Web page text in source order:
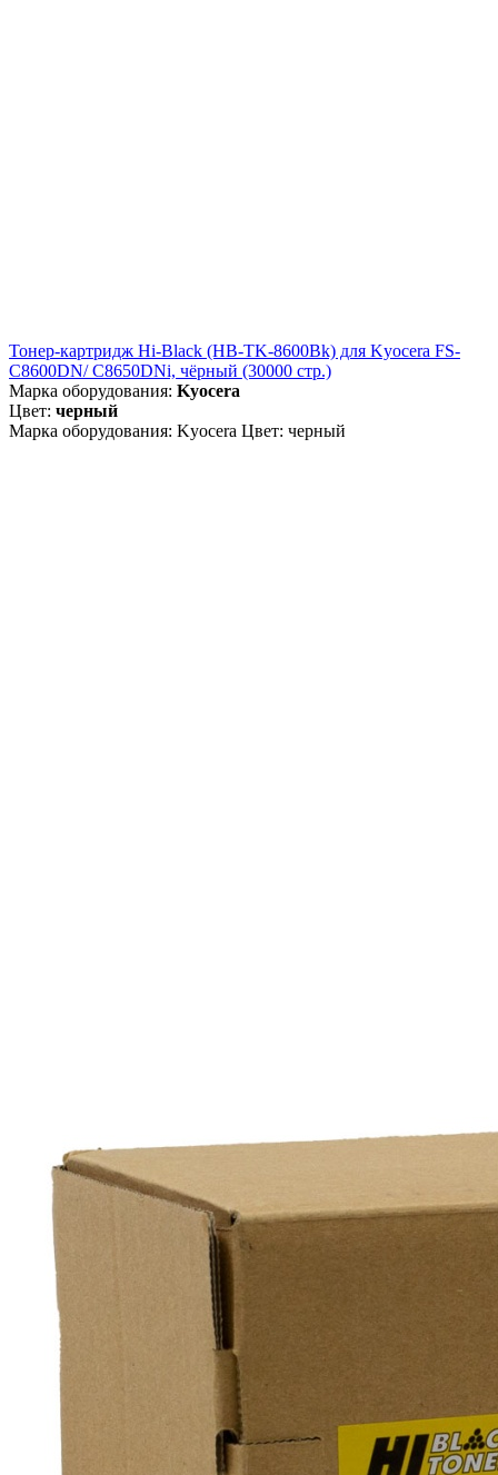
Тонер-картридж Hi-Black (HB-TK-8600Bk) для Kyocera FS-
C8600DN/ C8650DNi, чёрный (30000 стр.)
Марка оборудования: Kyocera
Цвет: черный
Марка оборудования: Kyocera Цвет: черный